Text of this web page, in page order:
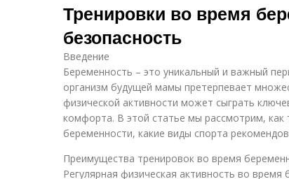
Тренировки во время
безопасность
Введение
Беременность – это уникальный и важный
организм будущей мамы претерпевает
физической активности может сыграть
комфорта. В этой статье мы рассмотрим,
беременности, какие виды спорта
Преимущества тренировок во время
Регулярная физическая активность во